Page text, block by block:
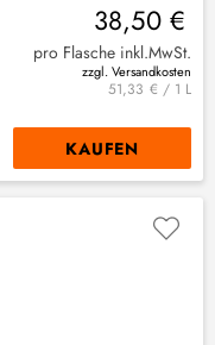
38,50 €
pro Flasche inkl.MwSt.
zzgl. Versandkosten
51,33 € / 1 L
KAUFEN